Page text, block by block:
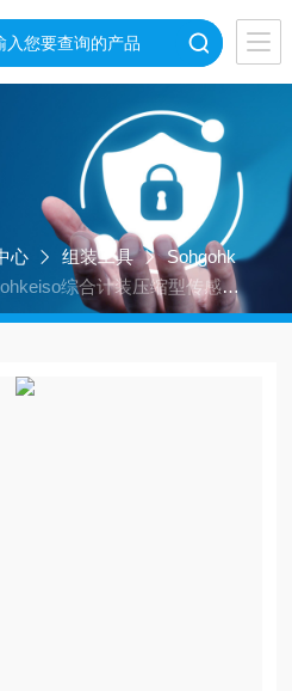
心 组装工具
Sohgohk
综合计装压缩型传感器